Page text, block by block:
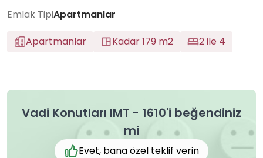
Emlak TipiApartmanlar
Apartmanlar
Kadar 179 m2 2 ile 4
Vadi Konutları IMT - 1610'i beğendiniz
mi
Evet, bana özel teklif verin